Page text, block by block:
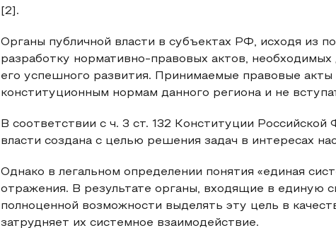
[2].
Органы публичной власти в субъектах РФ, исходя из
разработку нормативно-правовых актов,
его успешного развития. Принимаемые правовые акты
конституционным нормам данного региона и не
В соответствии с ч. 3 ст. 132 Конституции
власти создана с целью решения задач в интересах
Однако в легальном определении понятия «единая
отражения. В результате органы, входящие в единую
полноценной возможности выделять эту цель в
затрудняет их системное взаимодействие.